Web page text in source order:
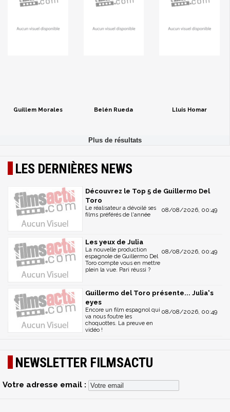
Guillem Morales Belén Rueda Lluis Homar
LES DERNIÈRES NEWS
Découvrez le Top 5 de Guillermo Del
Toro
08/08/2026, 00:49
Le réalisateur a dévoilé ses
films préférés de l'année
Les yeux de Julia
08/08/2026, 00:49
La nouvelle production
espagnole de Guillermo Del
Toro compte vous en mettre
plein la vue. Pari réussi ?
Guillermo del Toro présente... Julia's
eyes
08/08/2026, 00:49
Encore un film espagnol qui
va nous foutre les
choquottes. La preuve en
vidéo !
NEWSLETTER FILMSACTU
Votre adresse email :